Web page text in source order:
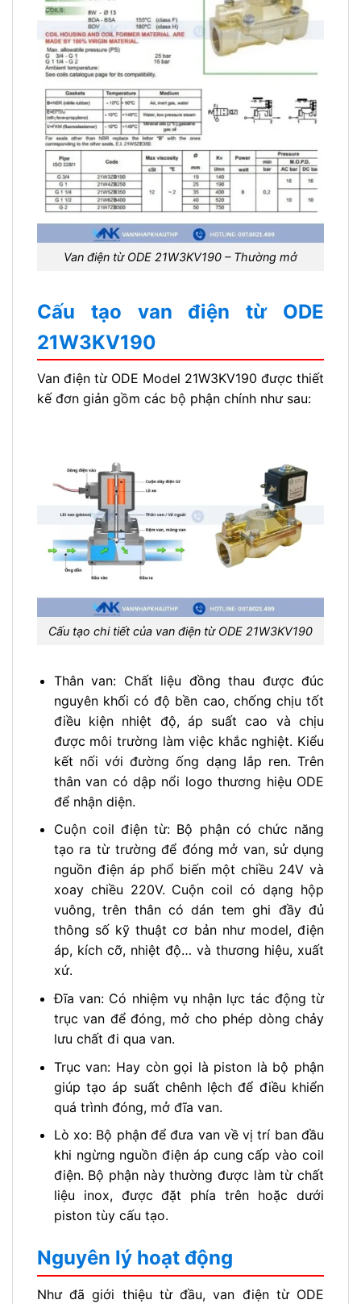
Van điện từ ODE 21W3KV190 – Thường mở
Cấu tạo van điện từ ODE
21W3KV190
Van điện từ ODE Model 21W3KV190 được thiết
kế đơn giản gồm các bộ phận chính như sau:
Cấu tạo chi tiết của van điện từ ODE 21W3KV190
Thân van: Chất liệu đồng thau được đúc
nguyên khối có độ bền cao, chống chịu tốt
điều kiện nhiệt độ, áp suất cao và chịu
được môi trường làm việc khắc nghiệt. Kiểu
kết nối với đường ống dạng lắp ren. Trên
thân van có dập nổi logo thương hiệu ODE
để nhận diện.
Cuộn coil điện từ: Bộ phận có chức năng
tạo ra từ trường để đóng mở van, sử dụng
nguồn điện áp phổ biến một chiều 24V và
xoay chiều 220V. Cuộn coil có dạng hộp
vuông, trên thân có dán tem ghi đầy đủ
thông số kỹ thuật cơ bản như model, điện
áp, kích cỡ, nhiệt độ… và thương hiệu, xuất
xứ.
Đĩa van: Có nhiệm vụ nhận lực tác động từ
trục van để đóng, mở cho phép dòng chảy
lưu chất đi qua van.
Trục van: Hay còn gọi là piston là bộ phận
giúp tạo áp suất chênh lệch để điều khiển
quá trình đóng, mở đĩa van.
Lò xo: Bộ phận để đưa van về vị trí ban đầu
khi ngừng nguồn điện áp cung cấp vào coil
điện. Bộ phận này thường được làm từ chất
liệu inox, được đặt phía trên hoặc dưới
piston tùy cấu tạo.
Nguyên lý hoạt động
Như đã giới thiệu từ đầu, van điện từ ODE